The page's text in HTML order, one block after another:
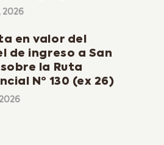
2026
en valor del
de ingreso a San
la Ruta
Nº 130 (ex 26)